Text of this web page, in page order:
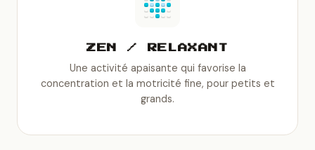
ZEN / RELAXANT
Une activité apaisante qui favorise la
concentration et la motricité fine, pour petits et
grands.